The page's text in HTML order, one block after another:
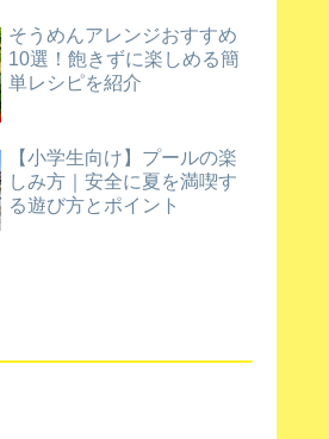
そうめんアレンジおすすめ
10選！飽きずに楽しめる簡
単レシピを紹介
【小学生向け】プールの楽
しみ方｜安全に夏を満喫す
る遊び方とポイント